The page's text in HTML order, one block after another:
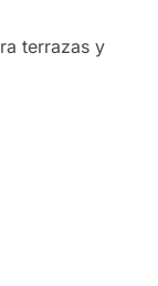
terrazas y